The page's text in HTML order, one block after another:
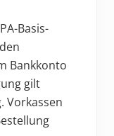
Basis-
Bankkonto
gilt
Vorkassen